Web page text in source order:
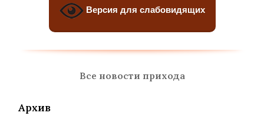
Версия для слабовидящих
Все новости прихода
Архив